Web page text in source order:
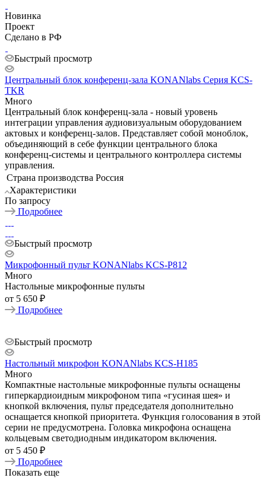
Новинка
Проект
Сделано в РФ
Быстрый просмотр
Центральный блок конференц-зала KONANlabs Серия KCS-
TKR
Много
Центральный блок конференц-зала - новый уровень
интеграции управления аудиовизуальным оборудованием
актовых и конференц-залов. Представляет собой моноблок,
объединяющий в себе функции центрального блока
конференц-системы и центрального контроллера системы
управления.
Страна производства Россия
Характеристики
По запросу
Подробнее
Быстрый просмотр
Микрофонный пульт KONANlabs KCS-P812
Много
Настольные микрофонные пульты
от 5 650 ₽
Подробнее
Быстрый просмотр
Настольный микрофон KONANlabs KCS-H185
Много
Компактные настольные микрофонные пульты оснащены
гиперкардиоидным микрофоном типа «гусиная шея» и
кнопкой включения, пульт председателя дополнительно
оснащается кнопкой приоритета. Функция голосования в этой
серии не предусмотрена. Головка микрофона оснащена
кольцевым светодиодным индикатором включения.
от 5 450 ₽
Подробнее
Показать еще